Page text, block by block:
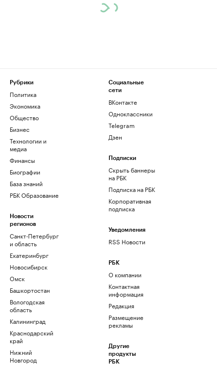
Рубрики
Политика
Экономика
Общество
Бизнес
Технологии и
медиа
Финансы
Биографии
База знаний
РБК Образование
Новости
регионов
Санкт-Петербург
и область
Екатеринбург
Новосибирск
Омск
Башкортостан
Вологодская
область
Калининград
Краснодарский
край
Нижний
Новгород
Социальные
сети
ВКонтакте
Одноклассники
Telegram
Дзен
Подписки
Скрыть баннеры
на РБК
Подписка на РБК
Корпоративная
подписка
Уведомления
RSS Новости
РБК
О компании
Контактная
информация
Редакция
Размещение
рекламы
Другие
продукты
РБК